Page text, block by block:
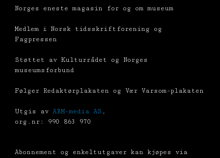
Norges eneste magasin for og om museum
Medlem i Norsk tidsskriftforening og
Fagpressen
Støttet av Kulturrådet og Norges
museumsforbund
Følger Redaktørplakaten og Vær Varsom-plakaten
Utgis av ABM-media AS ,
org.nr: 990 863 970
Abonnement og enkeltutgaver kan kjøpes via